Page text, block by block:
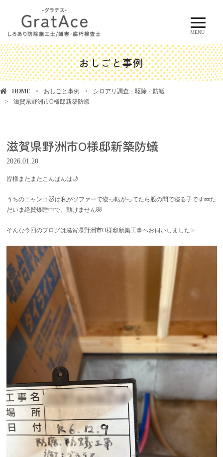
MENU
おしごと事例
HOME おしごと事例
シロアリ調査・駆除・防蟻
滋賀県野洲市O様邸新築防蟻
滋賀県野洲市O様邸新築防蟻
2026.01.20
皆様またまたこんばんは🌙
うちのニャンコ🐱は私がソファーで寝っ転がってたら股の間で寝る子です💤た
だいま絶賛爆睡中で、動けません🤣
そんな今回のブログは滋賀県野洲市O様邸新築工事へお伺いしました✨